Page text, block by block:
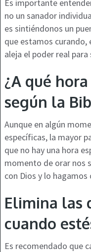
Es importante
no un sanador
es sintiéndonos un
que estamos curando,
aleja el poder real
¿A qué
según la
Aunque en algún
específicas, la mayor
que no hay una hora
momento de orar nos
con Dios y lo hagamos
Elimina las
cuando
Es recomendado que